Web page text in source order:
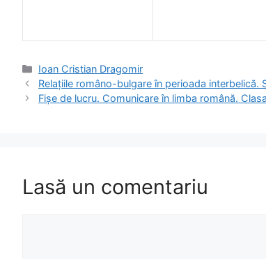
Categorii
Ioan Cristian Dragomir
Relaţiile româno-bulgare în perioada
Fișe de lucru. Comunicare în limba română.
Lasă un comentariu